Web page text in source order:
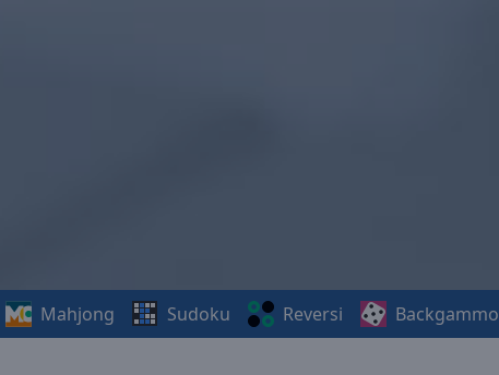
Mahjong Sudoku Reversi